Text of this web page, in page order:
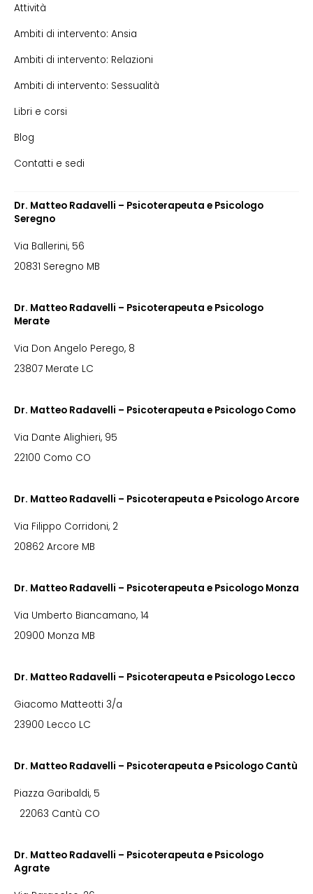
Attività
Ambiti di intervento: Ansia
Ambiti di intervento: Relazioni
Ambiti di intervento: Sessualità
Libri e corsi
Blog
Contatti e sedi
Dr. Matteo Radavelli – Psicoterapeuta e Psicologo
Seregno
Via Ballerini, 56
20831 Seregno MB
Dr. Matteo Radavelli – Psicoterapeuta e Psicologo
Merate
Via Don Angelo Perego, 8
23807 Merate LC
Dr. Matteo Radavelli – Psicoterapeuta e Psicologo Como
Via Dante Alighieri, 95
22100 Como CO
Dr. Matteo Radavelli – Psicoterapeuta e Psicologo Arcore
Via Filippo Corridoni, 2
20862 Arcore MB
Dr. Matteo Radavelli – Psicoterapeuta e Psicologo Monza
Via Umberto Biancamano, 14
20900 Monza MB
Dr. Matteo Radavelli – Psicoterapeuta e Psicologo Lecco
Giacomo Matteotti 3/a
23900 Lecco LC
Dr. Matteo Radavelli – Psicoterapeuta e Psicologo Cantù
Piazza Garibaldi, 5
22063 Cantù CO
Dr. Matteo Radavelli – Psicoterapeuta e Psicologo
Agrate